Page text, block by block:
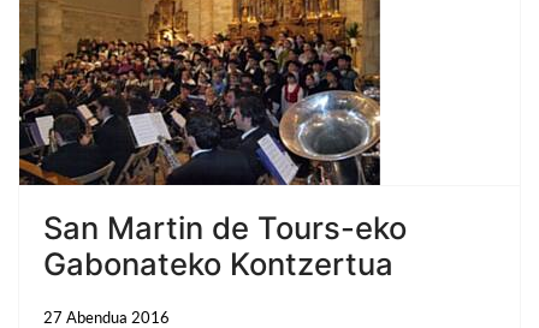
San Martin de Tours-eko
Gabonateko Kontzertua
27 Abendua 2016